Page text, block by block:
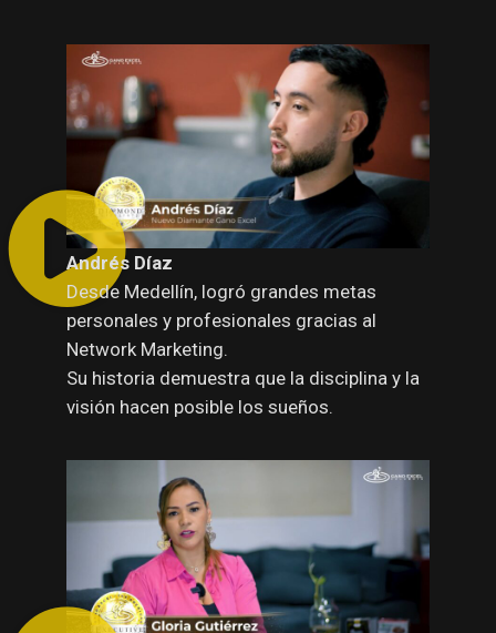
Andrés Díaz
Desde Medellín, logró grandes metas
personales y profesionales gracias al
Network Marketing.
Su historia demuestra que la disciplina y la
visión hacen posible los sueños.